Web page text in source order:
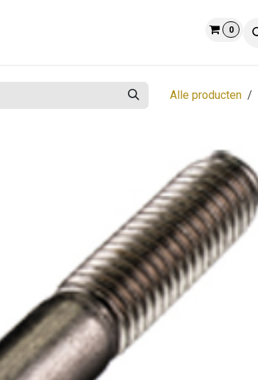
0
Alle producten